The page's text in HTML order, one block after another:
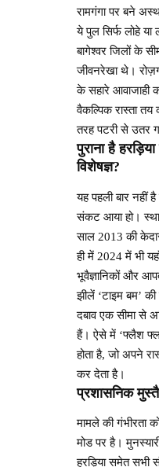
रामगंगा पर बने
ये पुल सिर्फ लोहे
बागेश्वर जिलों के
जीवनरेखा थे।
के सहारे आवाजाही
वैकल्पिक रास्ता
तरह पटरी से उतर
पुराना है
विशेषज्ञ?
यह पहली बार नहीं
संकट आया हो।
साल 2013 की
ही में 2024 में भी
भूवैज्ञानिकों और
झीलें ‘टाइम बम’ की
दबाव एक सीमा से
हैं। ऐसे में ‘फ्लैश
होता है, जो अपने
कर देता है।
प्रशासनिक
मामले की गंभीरता
मोड पर है।
हरड़िया समेत सभी